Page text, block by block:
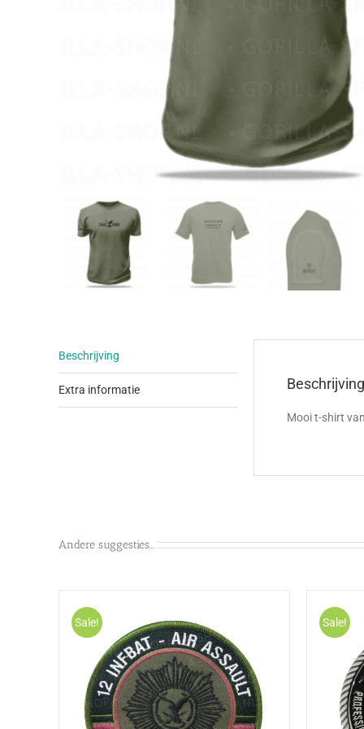
Beschrijving
Extra informatie Beschrijving
Mooi t-shirt
Andere suggesties…
Sale! Sale!